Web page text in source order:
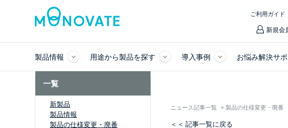
ご利用ガイド
新規会
製品情報 用途から製品を探す 導入事例 お悩み解決サ
一覧
新製品
製品情報
製品の仕様変更・廃番
ニュース記事一覧 > 製品の仕様変更・廃番
＜＜ 記事一覧に戻る